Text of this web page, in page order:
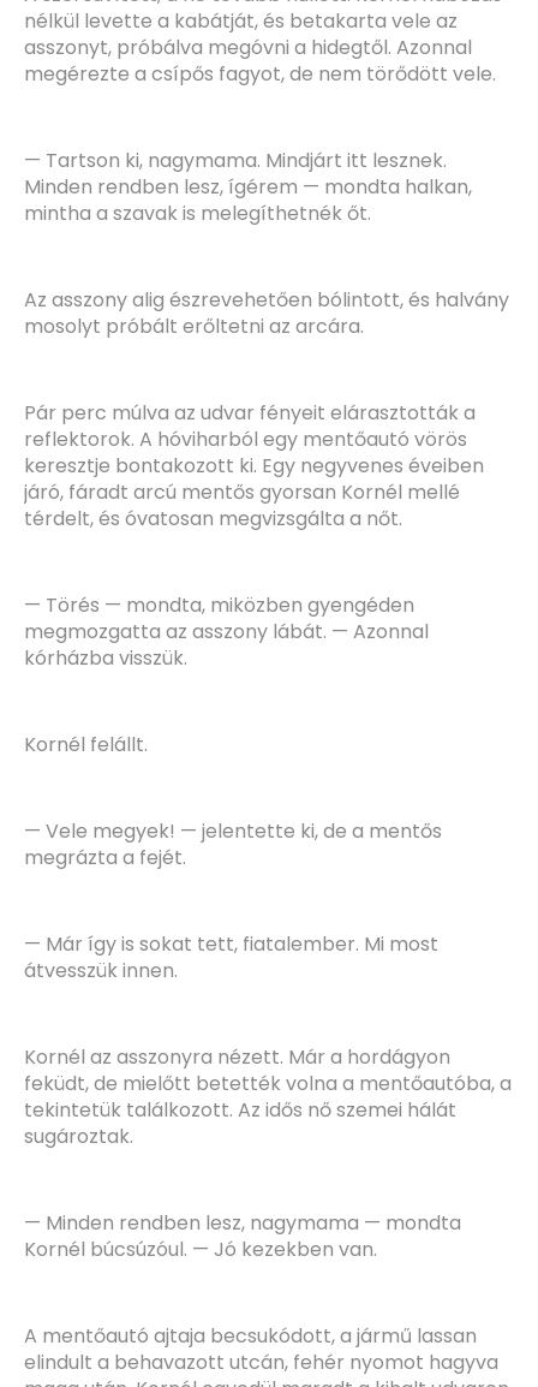
nélkül levette a kabátját, és betakarta vele az
asszonyt, próbálva megóvni a hidegtől. Azonnal
megérezte a csípős fagyot, de nem törődött vele.
— Tartson ki, nagymama. Mindjárt itt lesznek.
Minden rendben lesz, ígérem — mondta halkan,
mintha a szavak is melegíthetnék őt.
Az asszony alig észrevehetően bólintott, és halvány
mosolyt próbált erőltetni az arcára.
Pár perc múlva az udvar fényeit elárasztották a
reflektorok. A hóviharból egy mentőautó vörös
keresztje bontakozott ki. Egy negyvenes éveiben
járó, fáradt arcú mentős gyorsan Kornél mellé
térdelt, és óvatosan megvizsgálta a nőt.
— Törés — mondta, miközben gyengéden
megmozgatta az asszony lábát. — Azonnal
kórházba visszük.
Kornél felállt.
— Vele megyek! — jelentette ki, de a mentős
megrázta a fejét.
— Már így is sokat tett, fiatalember. Mi most
átvesszük innen.
Kornél az asszonyra nézett. Már a hordágyon
feküdt, de mielőtt betették volna a mentőautóba, a
tekintetük találkozott. Az idős nő szemei hálát
sugároztak.
— Minden rendben lesz, nagymama — mondta
Kornél búcsúzóul. — Jó kezekben van.
A mentőautó ajtaja becsukódott, a jármű lassan
elindult a behavazott utcán, fehér nyomot hagyva